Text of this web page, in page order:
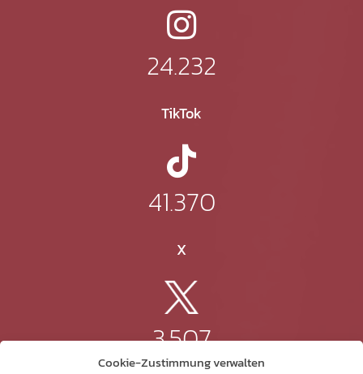
Cookie-Zustimmung verwalten
24.232
TikTok
41.370
X
3.507